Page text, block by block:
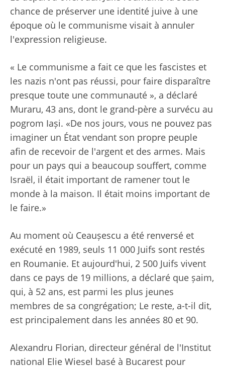
chance de préserver une identité juive à une
époque où le communisme visait à annuler
l'expression religieuse.
« Le communisme a fait ce que les fascistes et
les nazis n'ont pas réussi, pour faire disparaître
presque toute une communauté », a déclaré
Muraru, 43 ans, dont le grand-père a survécu au
pogrom Iași. «De nos jours, vous ne pouvez pas
imaginer un État vendant son propre peuple
afin de recevoir de l'argent et des armes. Mais
pour un pays qui a beaucoup souffert, comme
Israël, il était important de ramener tout le
monde à la maison. Il était moins important de
le faire.»
Au moment où Ceaușescu a été renversé et
exécuté en 1989, seuls 11 000 Juifs sont restés
en Roumanie. Et aujourd'hui, 2 500 Juifs vivent
dans ce pays de 19 millions, a déclaré que șaim,
qui, à 52 ans, est parmi les plus jeunes
membres de sa congrégation; Le reste, a-t-il dit,
est principalement dans les années 80 et 90.
Alexandru Florian, directeur général de l'Institut
national Elie Wiesel basé à Bucarest pour